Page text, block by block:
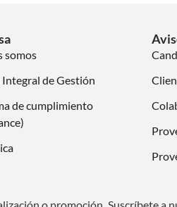
somos
Integral de Gestión
de cumplimiento